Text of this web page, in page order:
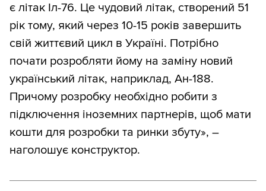
є літак Іл-76. Це чудовий літак, створений 51
рік тому, який через 10-15 років завершить
свій життєвий цикл в Україні. Потрібно
почати розробляти йому на заміну новий
український літак, наприклад, Ан-188.
Причому розробку необхідно робити з
підключення іноземних партнерів, щоб мати
кошти для розробки та ринки збуту», –
наголошує конструктор.